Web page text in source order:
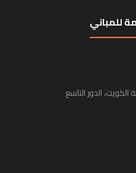
للمباني
الكويت، الدور التاسع